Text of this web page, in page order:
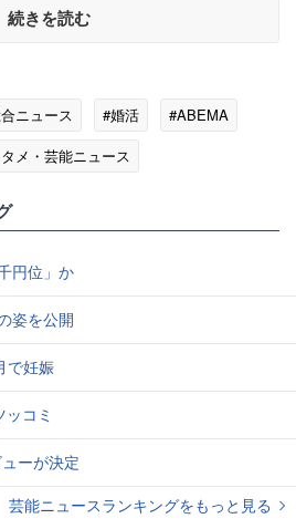
続きを読む
ニュース #婚活
#ABEMA
メ・芸能ニュース
円位」か
姿を公開
で妊娠
コミ
ーが決定
芸能ニュースランキングをもっと見る